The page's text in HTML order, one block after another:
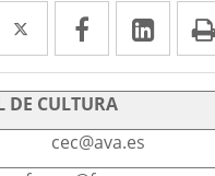
Twitter
Enlace
a
una
aplicación
externa.
Facebook
Enlace
a
una
aplicación
externa.
a
una
CULTURA
cec@ava.es